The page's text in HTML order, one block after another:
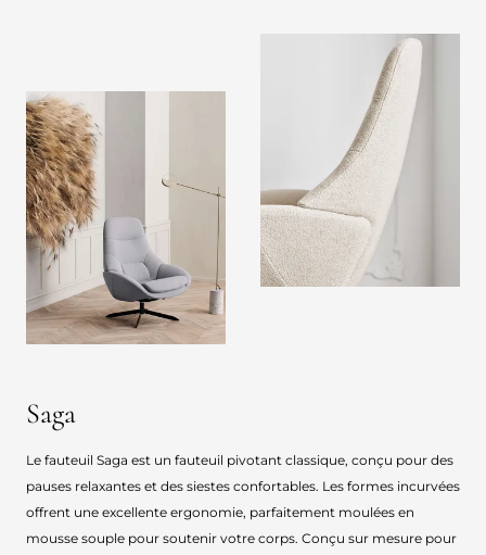
Saga
Le fauteuil Saga est un fauteuil pivotant classique, conçu pour des
pauses relaxantes et des siestes confortables. Les formes incurvées
offrent une excellente ergonomie, parfaitement moulées en
mousse souple pour soutenir votre corps. Conçu sur mesure pour